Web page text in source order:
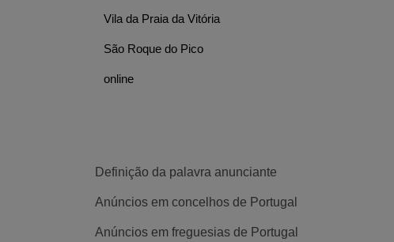
100 Demoras Transportes de
Mercadorias Lda
Vila da Praia da Vitória
São Roque do Pico
online
Definição da palavra anunciante
Anúncios em concelhos de Portugal
Anúncios em freguesias de Portugal